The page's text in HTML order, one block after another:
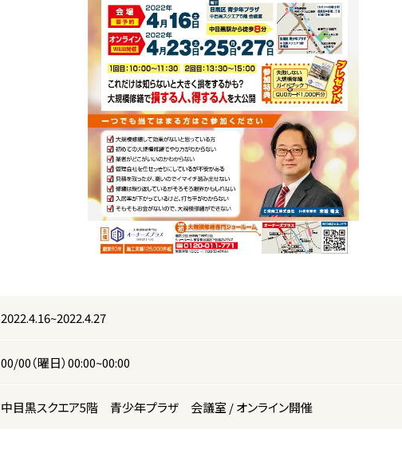
2022.4.16~2022.4.27
00/00（曜日）00:00~00:00
中目黒スクエア5階 青少年プラザ 会議室 / オンライン開催